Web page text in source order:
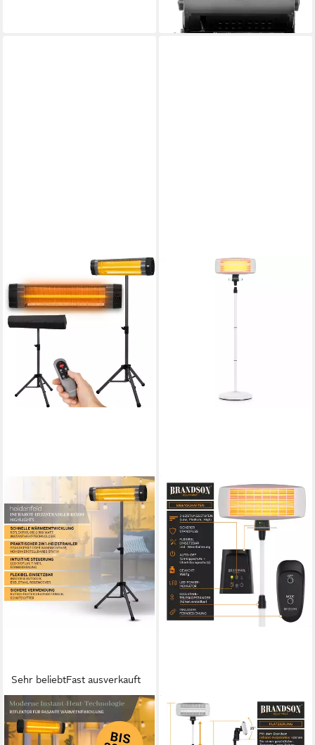
-43%
in 3-4 Werktagen bei dir
Sehr beliebtFast ausverkauft
HEIDENFELD
Heizstrahler Infrarot-
Heizstrahler IH100 mit Stativ
BRANDSON
Wickeltisch-Heizstrahler